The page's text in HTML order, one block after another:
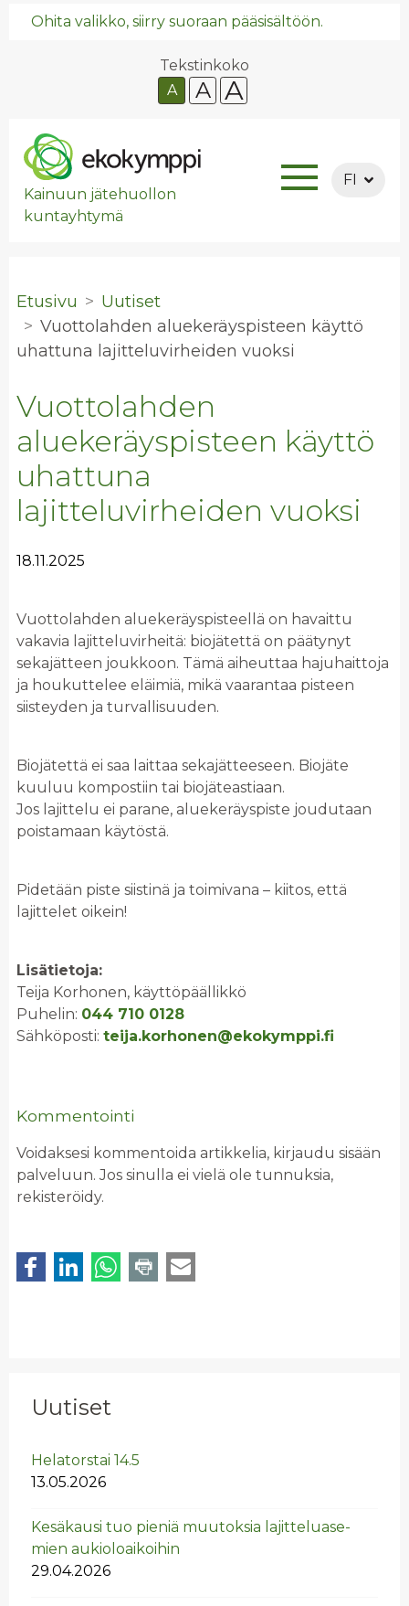
Ohita valikko, siirry suoraan pääsisältöön.
Tekstinkoko
A
A A
Kainuun jätehuollon
kuntayhtymä
FI
Uutiset
He­la­tors­tai 14.5
13.05.2026
Ke­sä­kausi tuo pie­niä muu­tok­sia la­jit­te­lua­se­
mien au­kio­loai­koi­hin
29.04.2026
Etusivu
Uutiset
Vuot­to­lah­den alue­ke­räys­pis­teen käyt­tö
uhat­tu­na la­jit­te­lu­vir­hei­den vuok­si
Vuottolahden
aluekeräyspisteen käyttö
uhattuna
lajitteluvirheiden vuoksi
18.11.2025
Vuottolahden aluekeräyspisteellä on havaittu
vakavia lajitteluvirheitä: biojätettä on päätynyt
sekajätteen joukkoon. Tämä aiheuttaa hajuhaittoja
ja houkuttelee eläimiä, mikä vaarantaa pisteen
siisteyden ja turvallisuuden.
Biojätettä ei saa laittaa sekajätteeseen. Biojäte
kuuluu kompostiin tai biojäteastiaan.
Jos lajittelu ei parane, aluekeräyspiste joudutaan
poistamaan käytöstä.
Pidetään piste siistinä ja toimivana – kiitos, että
lajittelet oikein!
Lisätietoja:
Teija Korhonen, käyttöpäällikkö
Puhelin: 044 710 0128
Sähköposti: teija.korhonen@ekokymppi.fi
Kommentointi
Voidaksesi kommentoida artikkelia, kirjaudu sisään
palveluun. Jos sinulla ei vielä ole tunnuksia,
rekisteröidy.